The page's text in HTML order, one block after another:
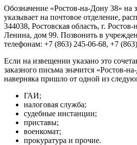
Обозначение «Ростов-на-Дону 38» на
указывает на почтовое отделение,
344038, Ростовская область, г.
Ленина, дом 99. Позвонить в
телефонам: +7 (863) 245-06-68, +7
Если на извещении указано это
заказного письма значится «Ростов-
наверняка пришло от одной из
ГАИ;
налоговая служба;
судебные инстанции;
приставы;
военкомат;
прокуратура и прочие.